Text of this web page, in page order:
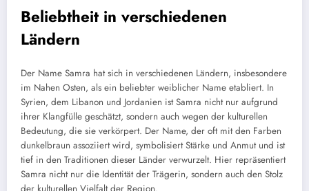
Beliebtheit in verschiedenen
Ländern
Der Name Samra hat sich in verschiedenen Ländern, insbesondere
im Nahen Osten, als ein beliebter weiblicher Name etabliert. In
Syrien, dem Libanon und Jordanien ist Samra nicht nur aufgrund
ihrer Klangfülle geschätzt, sondern auch wegen der kulturellen
Bedeutung, die sie verkörpert. Der Name, der oft mit den Farben
dunkelbraun assoziiert wird, symbolisiert Stärke und Anmut und ist
tief in den Traditionen dieser Länder verwurzelt. Hier repräsentiert
Samra nicht nur die Identität der Trägerin, sondern auch den Stolz